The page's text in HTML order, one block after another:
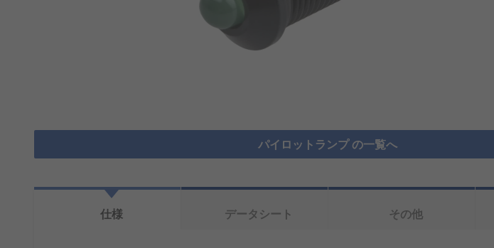
パイロットランプ の一覧へ
仕様 データシート その他